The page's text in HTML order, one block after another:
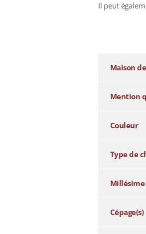
Il peut
Maison
Mention
Couleur
Type de
Millésime
Cépage(s)